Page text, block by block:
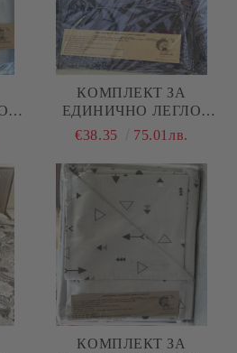
КОМПЛЕКТ ЗА
ЕДИНИЧНО ЛЕГЛО
"СИНИ ЛИСТА""
€38.35 75.01лв.
КОМПЛЕКТ ЗА